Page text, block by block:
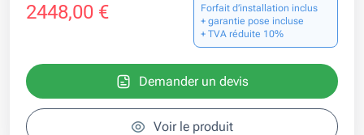
2448,00 €
Forfait d’installation inclus
+ garantie pose incluse
+ TVA réduite 10%
Demander un devis
Voir le produit